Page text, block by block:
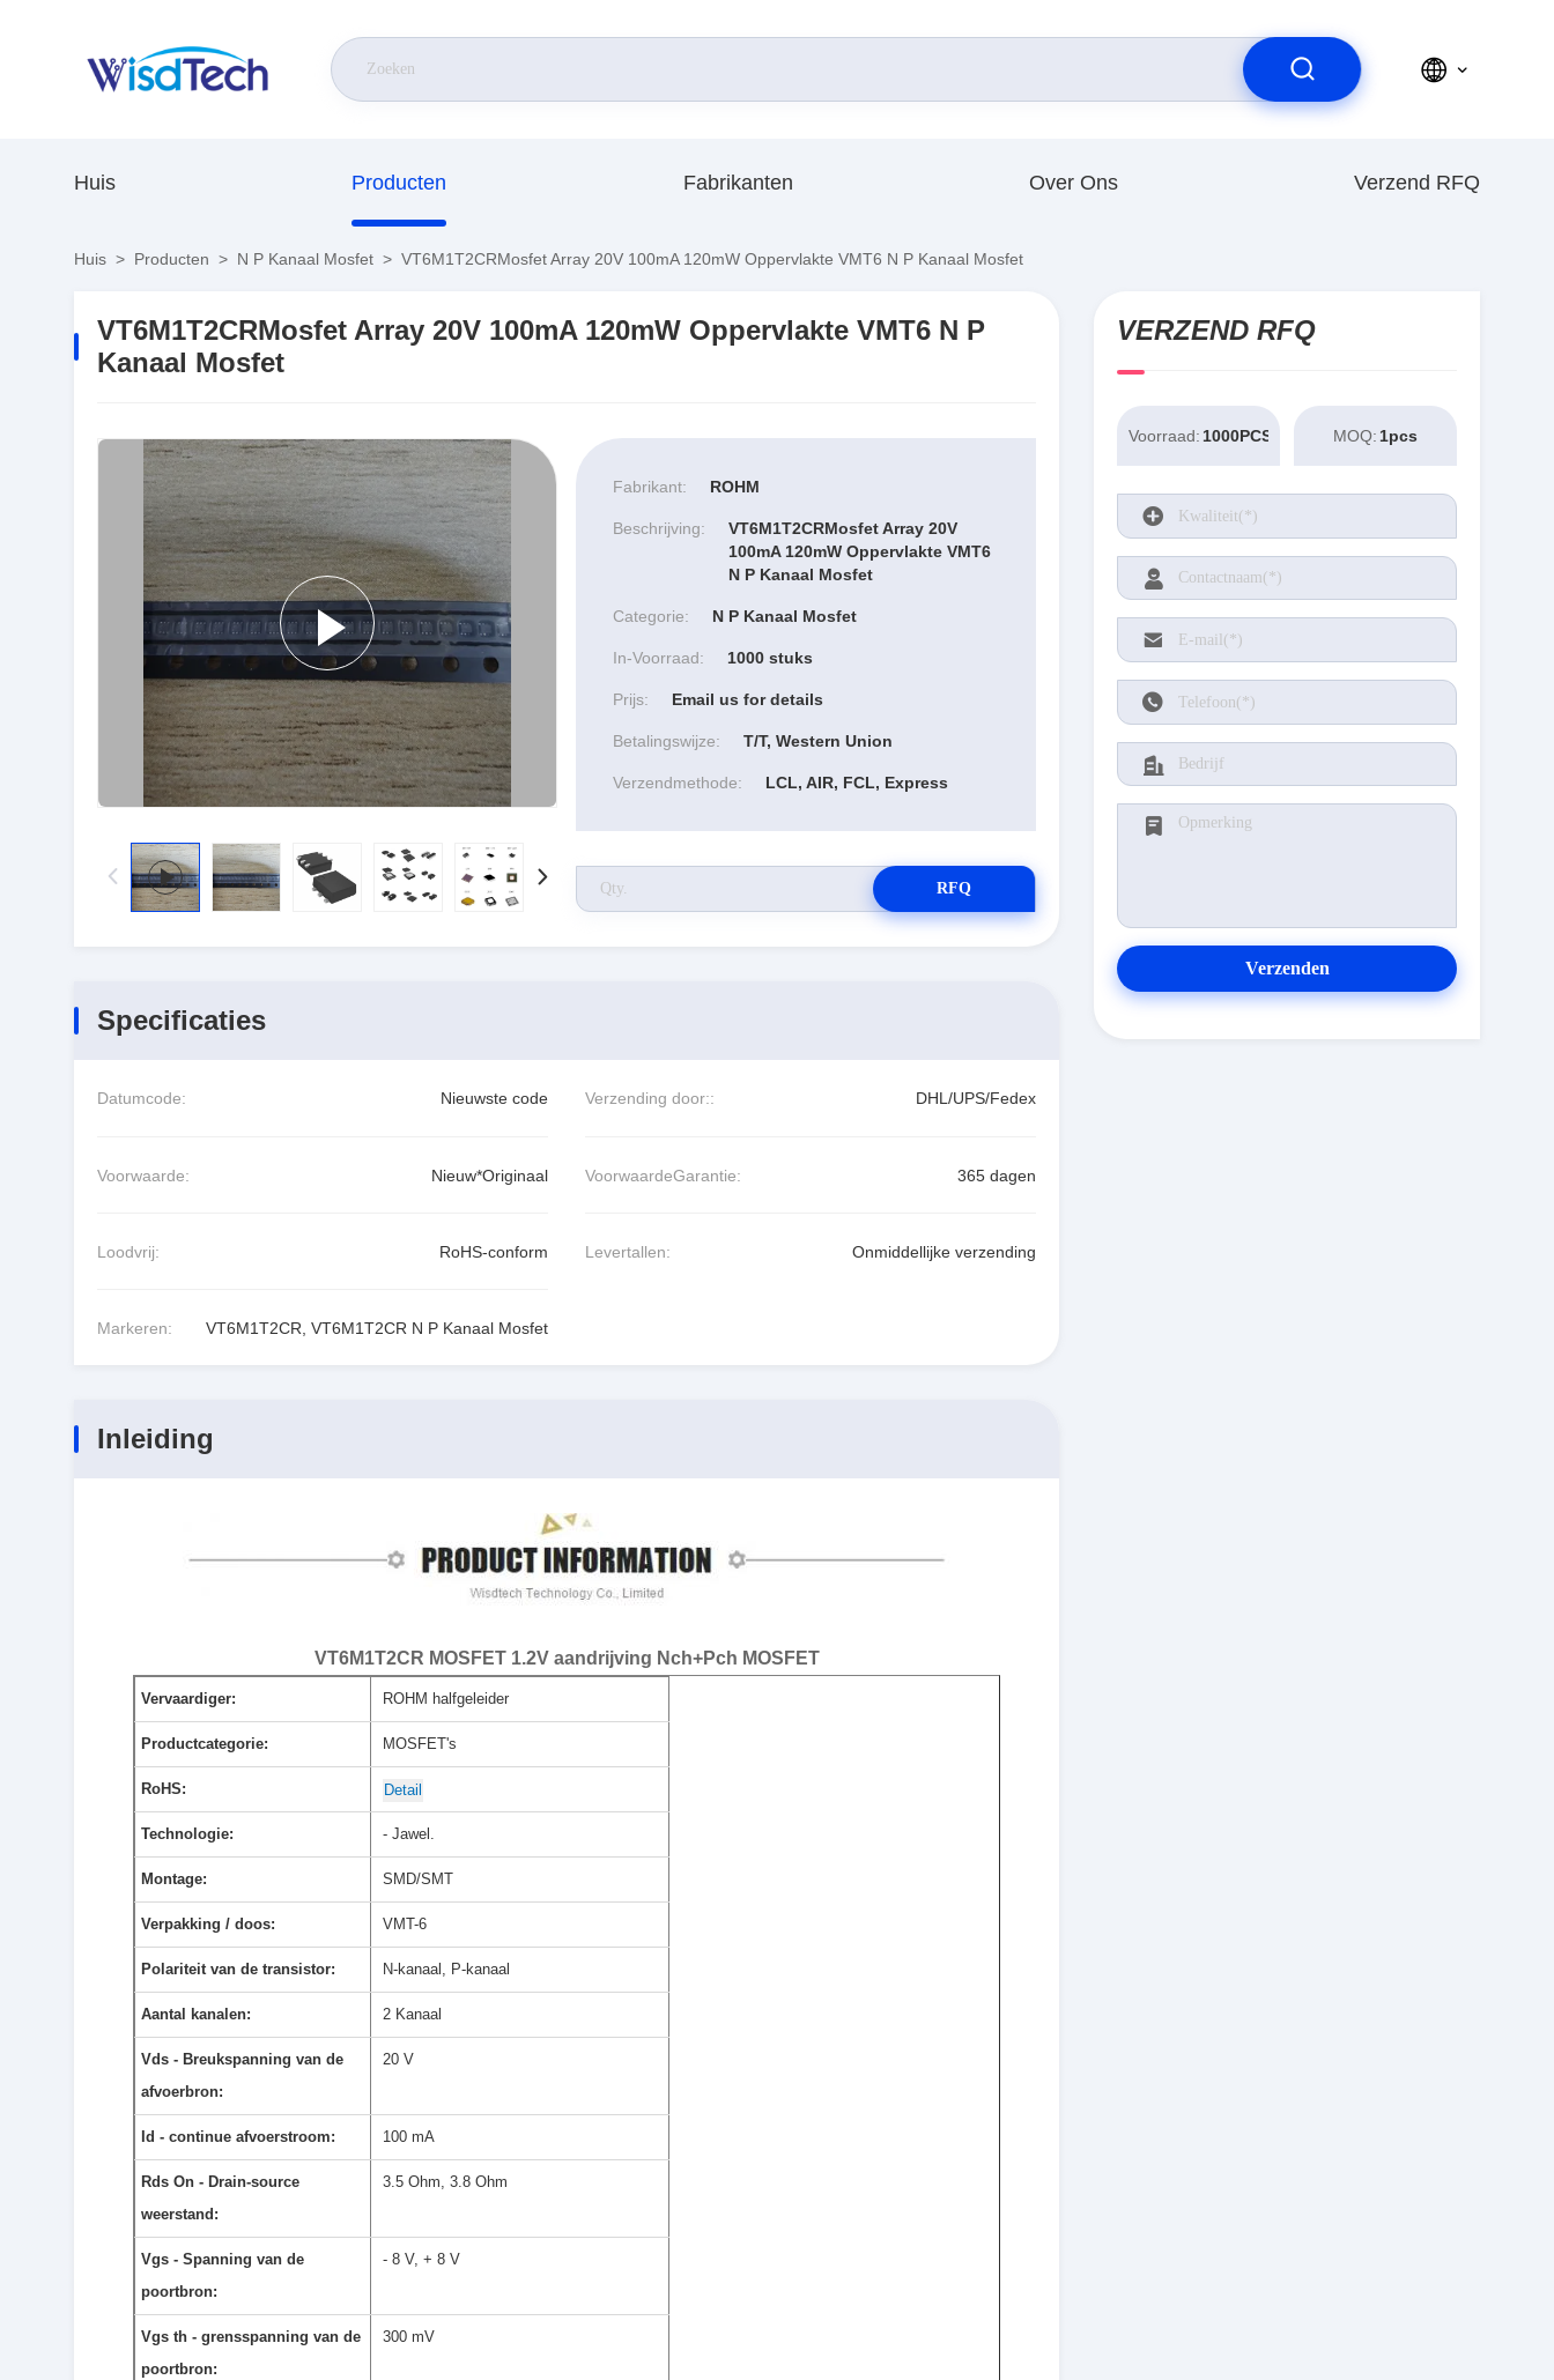
Huis Producten Fabrikanten Over Ons Verzend RFQ
Huis > Producten > N P Kanaal Mosfet > VT6M1T2CRMosfet Array 20V 100mA 120mW Oppervlakte VMT6 N P Kanaal Mosfet
VT6M1T2CRMosfet Array 20V 100mA 120mW Oppervlakte VMT6 N P
Kanaal Mosfet
Fabrikant: ROHM
Beschrijving:
VT6M1T2CRMosfet Array 20V
100mA 120mW Oppervlakte VMT6
N P Kanaal Mosfet
Categorie: N P Kanaal Mosfet
In-Voorraad: 1000 stuks
Prijs: Email us for details
Betalingswijze: T/T, Western Union
Verzendmethode: LCL, AIR, FCL, Express
RFQ
Specificaties
Datumcode: Nieuwste code Verzending door:: DHL/UPS/Fedex
Voorwaarde: Nieuw*Originaal VoorwaardeGarantie: 365 dagen
Loodvrij: RoHS-conform Levertallen: Onmiddellijke verzending
Markeren: VT6M1T2CR VT6M1T2CR N P Kanaal Mosfet
Inleiding
VT6M1T2CR MOSFET 1.2V aandrijving Nch+Pch MOSFET
Vervaardiger: ROHM halfgeleider
Productcategorie: MOSFET's
RoHS: Detail
Technologie: - Jawel.
Montage: SMD/SMT
Verpakking / doos: VMT-6
Polariteit van de transistor: N-kanaal, P-kanaal
Aantal kanalen: 2 Kanaal
Vds - Breukspanning van de
afvoerbron:
20 V
Id - continue afvoerstroom: 100 mA
Rds On - Drain-source
weerstand:
3.5 Ohm, 3.8 Ohm
Vgs - Spanning van de
poortbron:
- 8 V, + 8 V
Vgs th - grensspanning van de
poortbron:
300 mV
VERZEND RFQ
Voorraad: 1000PCS MOQ: 1pcs
Verzenden